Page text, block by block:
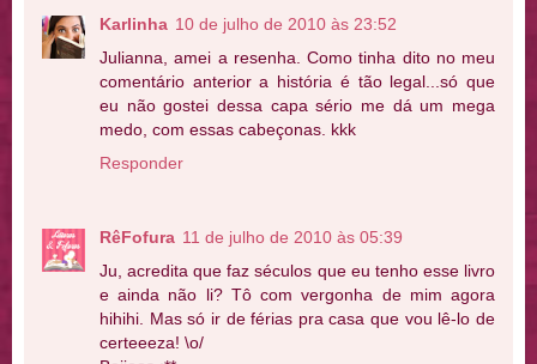
Karlinha 10 de julho de 2010 às 23:52
Julianna, amei a resenha. Como tinha dito no meu
comentário anterior a história é tão legal...só que
eu não gostei dessa capa sério me dá um mega
medo, com essas cabeçonas. kkk
Responder
RêFofura 11 de julho de 2010 às 05:39
Ju, acredita que faz séculos que eu tenho esse livro
e ainda não li? Tô com vergonha de mim agora
hihihi. Mas só ir de férias pra casa que vou lê-lo de
certeeeza! \o/